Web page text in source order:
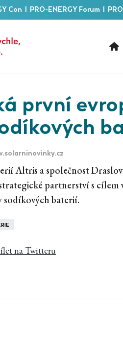
Con PRO-ENERGY Forum
první
Altris a společnost
partnerství s cílem
sodíkových baterií.
na Twitteru